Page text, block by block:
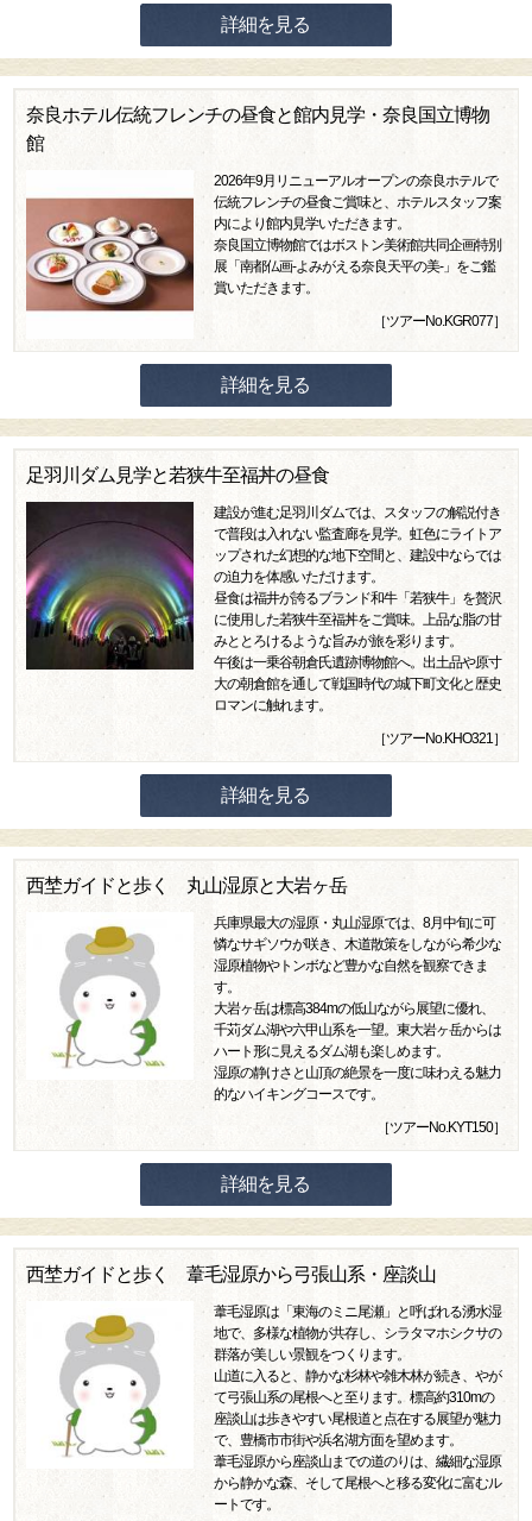
詳細を見る
奈良ホテル伝統フレンチの昼食と館内見学・奈良国立博物
館
2026年9月リニューアルオープンの奈良ホテルで
伝統フレンチの昼食ご賞味と、ホテルスタッフ案
内により館内見学いただきます。
奈良国立博物館ではボストン美術館共同企画特別
展「南都仏画-よみがえる奈良天平の美-」をご鑑
賞いただきます。
［ツアーNo.KGR077］
詳細を見る
足羽川ダム見学と若狭牛至福丼の昼食
建設が進む足羽川ダムでは、スタッフの解説付き
で普段は入れない監査廊を見学。虹色にライトア
ップされた幻想的な地下空間と、建設中ならでは
の迫力を体感いただけます。
昼食は福井が誇るブランド和牛「若狭牛」を贅沢
に使用した若狭牛至福丼をご賞味。上品な脂の甘
みととろけるような旨みが旅を彩ります。
午後は一乗谷朝倉氏遺跡博物館へ。出土品や原寸
大の朝倉館を通して戦国時代の城下町文化と歴史
ロマンに触れます。
［ツアーNo.KHO321］
詳細を見る
西埜ガイドと歩く 丸山湿原と大岩ヶ岳
兵庫県最大の湿原・丸山湿原では、8月中旬に可
憐なサギソウが咲き、木道散策をしながら希少な
湿原植物やトンボなど豊かな自然を観察できま
す。
大岩ヶ岳は標高384mの低山ながら展望に優れ、
千苅ダム湖や六甲山系を一望。東大岩ヶ岳からは
ハート形に見えるダム湖も楽しめます。
湿原の静けさと山頂の絶景を一度に味わえる魅力
的なハイキングコースです。
［ツアーNo.KYT150］
詳細を見る
西埜ガイドと歩く 葦毛湿原から弓張山系・座談山
葦毛湿原は「東海のミニ尾瀬」と呼ばれる湧水湿
地で、多様な植物が共存し、シラタマホシクサの
群落が美しい景観をつくります。
山道に入ると、静かな杉林や雑木林が続き、やが
て弓張山系の尾根へと至ります。標高約310mの
座談山は歩きやすい尾根道と点在する展望が魅力
で、豊橋市市街や浜名湖方面を望めます。
葦毛湿原から座談山までの道のりは、繊細な湿原
から静かな森、そして尾根へと移る変化に富むル
ートです。